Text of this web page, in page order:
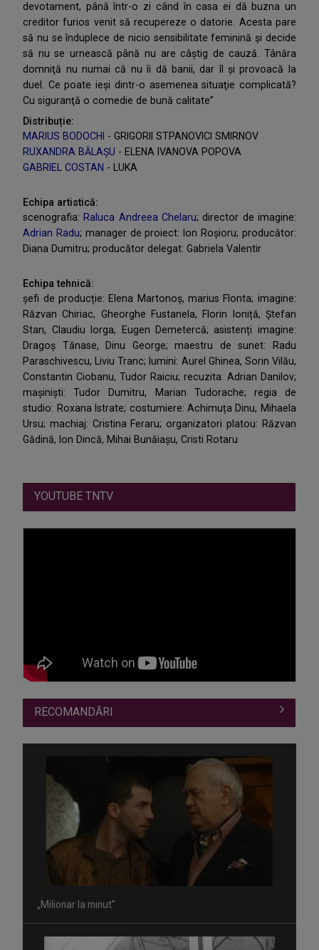
devotament, până într-o zi când în casa ei dă buzna un
creditor furios venit să recupereze o datorie. Acesta pare
să nu se înduplece de nicio sensibilitate feminină şi decide
să nu se urnească până nu are câştig de cauză. Tânăra
domniţă nu numai că nu îi dă banii, dar îl şi provoacă la
duel. Ce poate ieşi dintr-o asemenea situaţie complicată?
Cu siguranţă o comedie de bună calitate”
Distribuție:
MARIUS BODOCHI
- GRIGORII STPANOVICI SMIRNOV
RUXANDRA BĂLAȘU - ELENA IVANOVA POPOVA
GABRIEL COSTAN - LUKA
Echipa artistică:
scenografia: Raluca Andreea Chelaru; director de imagine:
Adrian Radu; manager de proiect: Ion Roșioru; producător:
Diana Dumitru; producător delegat: Gabriela Valentir
Echipa tehnică:
șefi de producție: Elena Martonoș, marius Flonta; imagine:
Răzvan Chiriac, Gheorghe Fustanela, Florin Ioniță, Ștefan
Stan, Claudiu Iorga, Eugen Demetercă; asistenți imagine:
Dragoș Tănase, Dinu George; maestru de sunet: Radu
Paraschivescu, Liviu Tranc; lumini: Aurel Ghinea, Sorin Vilău,
Constantin Ciobanu, Tudor Raiciu; recuzita: Adrian Danilov;
mașiniști: Tudor Dumitru, Marian Tudorache; regia de
studio: Roxana Istrate; costumiere: Achimuța Dinu, Mihaela
Ursu; machiaj: Cristina Feraru; organizatori platou: Răzvan
Gădină, Ion Dincă, Mihai Bunăiașu, Cristi Rotaru
YOUTUBE TNTV
RECOMANDĂRI
„Milionar la minut”